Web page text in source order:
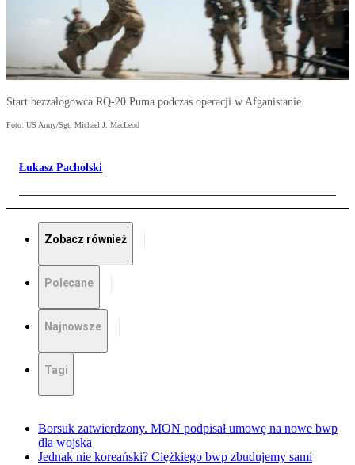
Start bezzałogowca RQ-20 Puma podczas operacji w Afganistanie.
Foto: US Army/Sgt. Michael J. MacLeod
Łukasz Pacholski
Zobacz również
Polecane
Najnowsze
Tagi
Borsuk zatwierdzony. MON podpisał umowę na nowe bwp
dla wojska
Jednak nie koreański? Ciężkiego bwp zbudujemy sami